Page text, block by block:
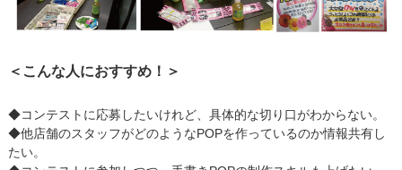
＜こんな人におすすめ！＞
◆コンテストに応募したいけれど、具体的な切り口がわからない。
◆他店舗のスタッフがどのようなPOPを作っているのか情報共有し
たい。